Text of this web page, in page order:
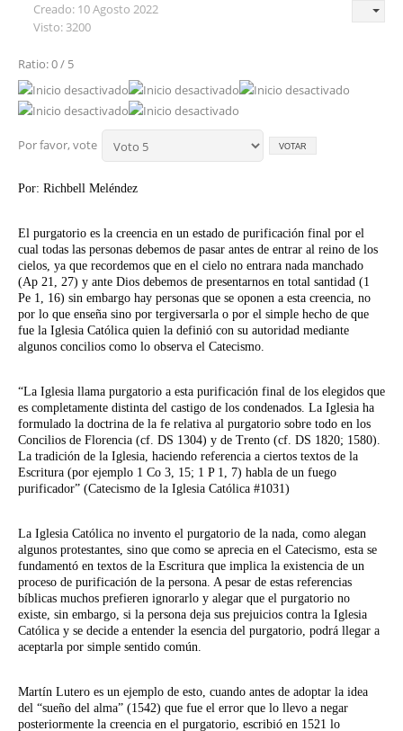
Creado: 10 Agosto 2022
Visto: 3200
Ratio: 0 / 5
Por favor, vote
Por: Richbell Meléndez
El purgatorio es la creencia en un estado de purificación final por el
cual todas las personas debemos de pasar antes de entrar al reino de los
cielos, ya que recordemos que en el cielo no entrara nada manchado
(Ap 21, 27) y ante Dios debemos de presentarnos en total santidad (1
Pe 1, 16) sin embargo hay personas que se oponen a esta creencia, no
por lo que enseña sino por tergiversarla o por el simple hecho de que
fue la Iglesia Católica quien la definió con su autoridad mediante
algunos concilios como lo observa el Catecismo.
“La Iglesia llama purgatorio a esta purificación final de los elegidos que
es completamente distinta del castigo de los condenados. La Iglesia ha
formulado la doctrina de la fe relativa al purgatorio sobre todo en los
Concilios de Florencia (cf. DS 1304) y de Trento (cf. DS 1820; 1580).
La tradición de la Iglesia, haciendo referencia a ciertos textos de la
Escritura (por ejemplo 1 Co 3, 15; 1 P 1, 7) habla de un fuego
purificador” (Catecismo de la Iglesia Católica #1031)
La Iglesia Católica no invento el purgatorio de la nada, como alegan
algunos protestantes, sino que como se aprecia en el Catecismo, esta se
fundamentó en textos de la Escritura que implica la existencia de un
proceso de purificación de la persona. A pesar de estas referencias
bíblicas muchos prefieren ignorarlo y alegar que el purgatorio no
existe, sin embargo, si la persona deja sus prejuicios contra la Iglesia
Católica y se decide a entender la esencia del purgatorio, podrá llegar a
aceptarla por simple sentido común.
Martín Lutero es un ejemplo de esto, cuando antes de adoptar la idea
del “sueño del alma” (1542) que fue el error que lo llevo a negar
posteriormente la creencia en el purgatorio, escribió en 1521 lo